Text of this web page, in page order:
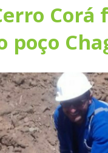
Corá
poço